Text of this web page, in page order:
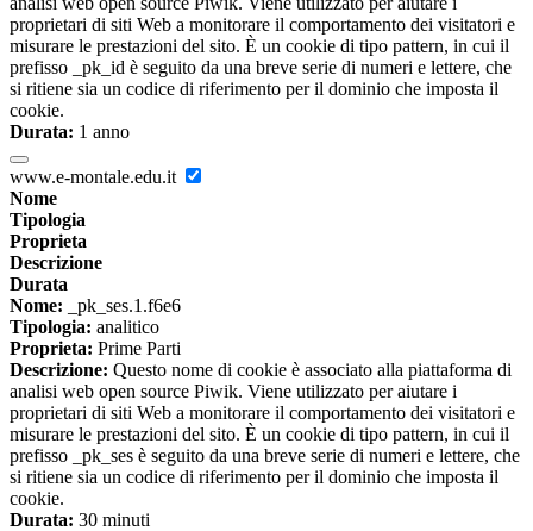
proprietari di siti Web a monitorare il comportamento dei visitatori e
misurare le prestazioni del sito. È un cookie di tipo pattern, in cui il
prefisso _pk_id è seguito da una breve serie di numeri e lettere, che
si ritiene sia un codice di riferimento per il dominio che imposta il
cookie.
Durata: 1 anno
www.e-montale.edu.it
Nome
Tipologia
Proprieta
Descrizione
Durata
Nome: _pk_ses.1.f6e6
Tipologia: analitico
Proprieta: Prime Parti
Descrizione: Questo nome di cookie è associato alla piattaforma di
analisi web open source Piwik. Viene utilizzato per aiutare i
proprietari di siti Web a monitorare il comportamento dei visitatori e
misurare le prestazioni del sito. È un cookie di tipo pattern, in cui il
prefisso _pk_ses è seguito da una breve serie di numeri e lettere, che
si ritiene sia un codice di riferimento per il dominio che imposta il
cookie.
Durata: 30 minuti